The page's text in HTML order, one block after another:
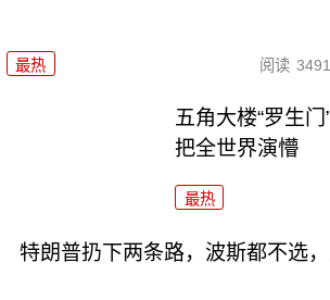
最热 阅读 3491
五角大楼“罗生
把全世界演懵
最热
特朗普扔下两条路，波斯都不选